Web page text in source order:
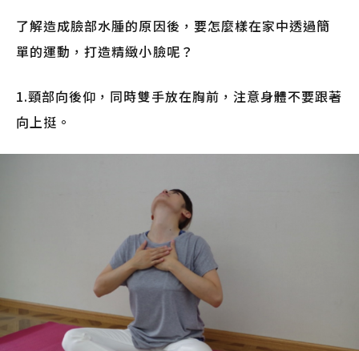
了解造成臉部水腫的原因後，要怎麼樣在家中透過簡
單的運動，打造精緻小臉呢？
1.頸部向後仰，同時雙手放在胸前，注意身體不要跟著
向上挺。